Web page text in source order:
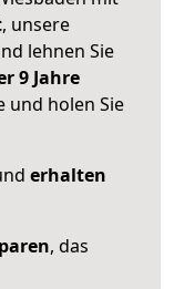
, unsere
lehnen Sie
9 Jahre
und holen Sie
erhalten
, das